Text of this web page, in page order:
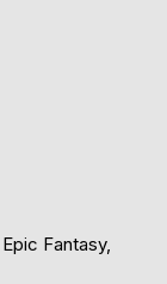
Fantasy,